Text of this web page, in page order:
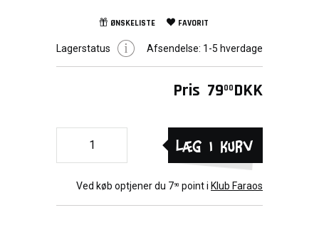
ØNSKELISTE FAVORIT
Lagerstatus Afsendelse: 1-5 hverdage
Pris 7900 DKK
Læg i kurv
Ved køb optjener du 790 point i Klub Faraos